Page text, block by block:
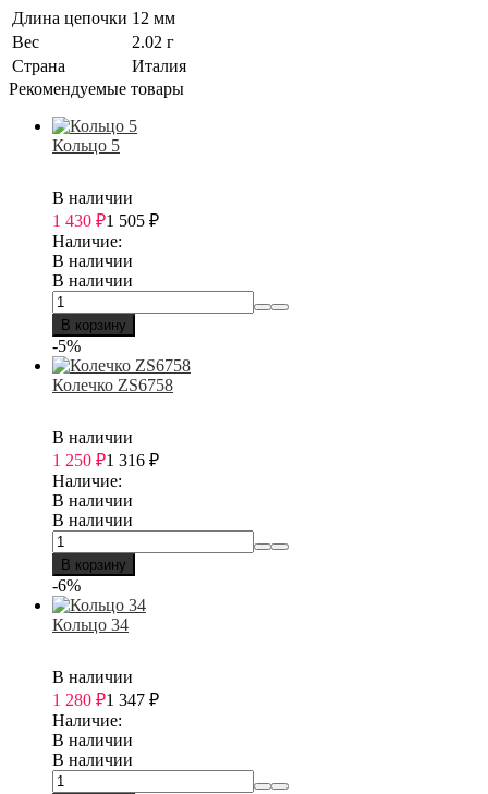
Длина цепочки 12 мм
Вес
2.02 г
Страна
Италия
Рекомендуемые товары
Кольцо 5
В наличии
1 430 ₽1 505 ₽
Наличие:
В наличии
В наличии
В корзину
-5%
Колечко ZS6758
В наличии
1 250 ₽1 316 ₽
Наличие:
В наличии
В наличии
В корзину
-6%
Кольцо 34
В наличии
1 280 ₽1 347 ₽
Наличие:
В наличии
В наличии